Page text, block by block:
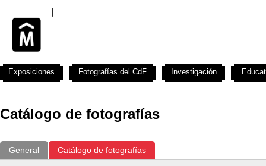
Catálogo de fotografías
General Catálogo de fotografías
Exposiciones Fotografías del CdF Investigación